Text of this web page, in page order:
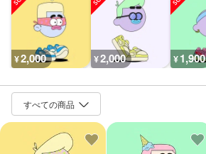
¥2,000 ¥2,000 ¥1,900